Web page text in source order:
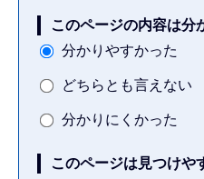
このページの内容は分
分かりやすかった
どちらとも言えない
分かりにくかった
このページは見つけや